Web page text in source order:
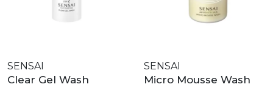
SENSAI
Clear Gel Wash
SENSAI
Micro Mousse Wash